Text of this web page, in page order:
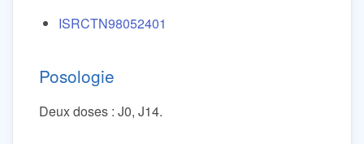
ISRCTN98052401
Posologie
Deux doses : J0, J14.